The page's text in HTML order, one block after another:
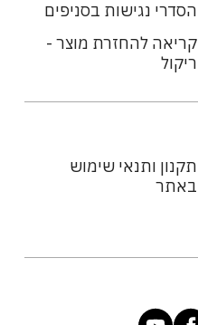
הסדרי נגישות בסניפים
קריאה להחזרת מוצר -
ריקול
תקנון ותנאי שימוש
באתר